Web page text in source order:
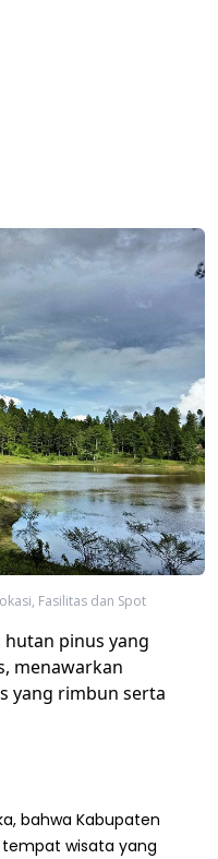
Fasilitas dan Spot
hutan pinus yang
menawarkan
yang rimbun serta
bahwa Kabupaten
wisata yang